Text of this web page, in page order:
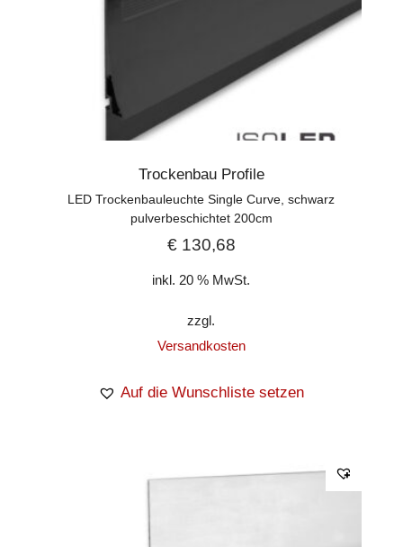
Trockenbau Profile
LED Trockenbauleuchte Single Curve, schwarz
pulverbeschichtet 200cm
€130,68
inkl. 20 % MwSt.
zzgl.
Versandkosten
Auf die Wunschliste setzen